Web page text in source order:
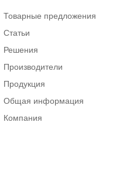
Товарные предложения
Статьи
Решения
Производители
Продукция
Общая информация
Компания